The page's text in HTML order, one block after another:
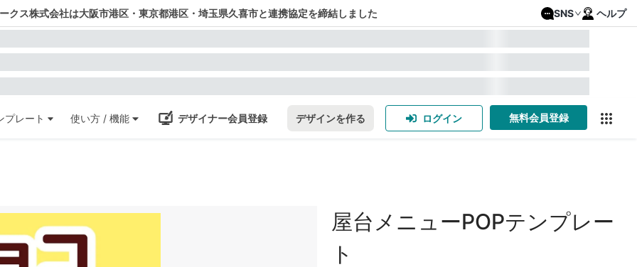
クス株式会社は大阪市港区・東京都港区・埼玉県久喜市と連携協定を締結しました SNS ヘルプ
プレート 使い方 / 機能 デザイナー会員登録 デザインを作る ログイン 無料会員登録
屋台メニューPOPテンプレー
ト